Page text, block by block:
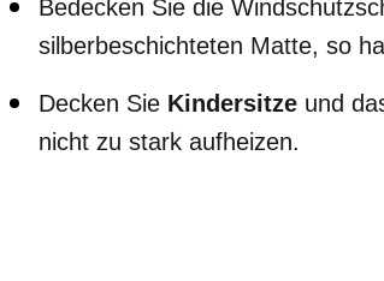
Bedecken Sie die
silberbeschichteten Matte, so
Decken Sie Kindersitze und
nicht zu stark aufheizen.